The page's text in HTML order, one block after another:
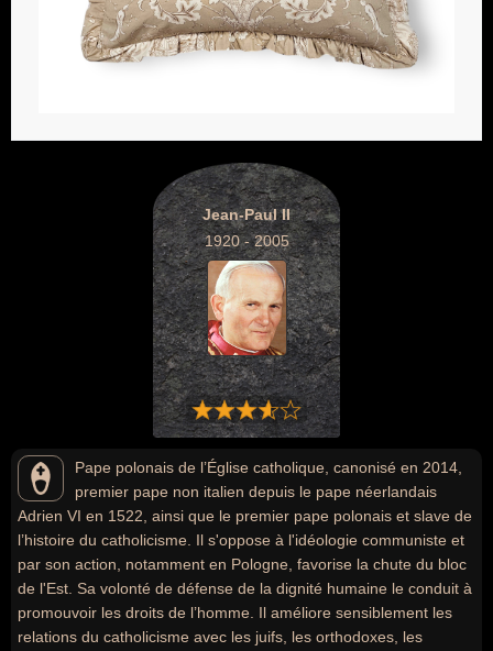
Jean-Paul II
1920 - 2005
Pape polonais de l’Église catholique, canonisé en 2014,
premier pape non italien depuis le pape néerlandais
Adrien VI en 1522, ainsi que le premier pape polonais et slave de
l’histoire du catholicisme. Il s'oppose à l'idéologie communiste et
par son action, notamment en Pologne, favorise la chute du bloc
de l'Est. Sa volonté de défense de la dignité humaine le conduit à
promouvoir les droits de l’homme. Il améliore sensiblement les
relations du catholicisme avec les juifs, les orthodoxes, les